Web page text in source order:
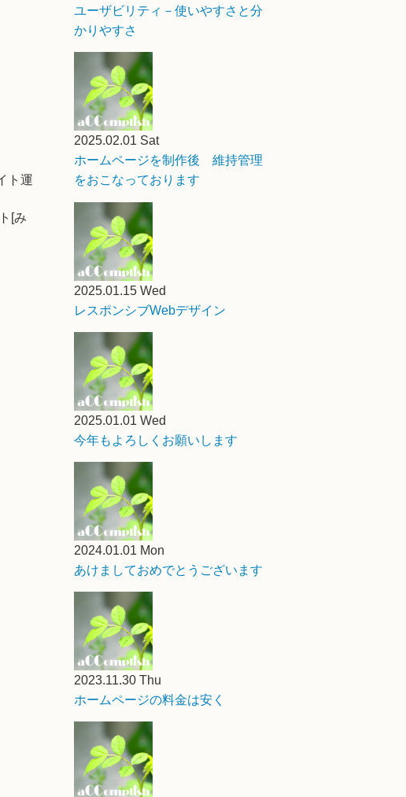
ト運
[み
ユーザビリティ－使いやすさと分
かりやすさ
2025.02.01 Sat
ホームページを制作後 維持管理
をおこなっております
2025.01.15 Wed
レスポンシブWebデザイン
2025.01.01 Wed
今年もよろしくお願いします
2024.01.01 Mon
あけましておめでとうございます
2023.11.30 Thu
ホームページの料金は安く